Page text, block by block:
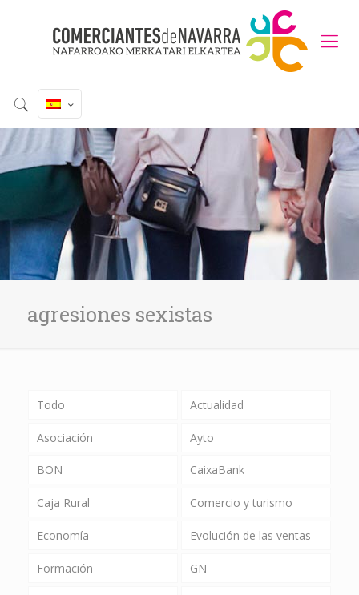
agresiones sexistas
Todo Actualidad
Asociación Ayto
BON CaixaBank
Caja Rural Comercio y turismo
Economía Evolución de las ventas
Formación GN